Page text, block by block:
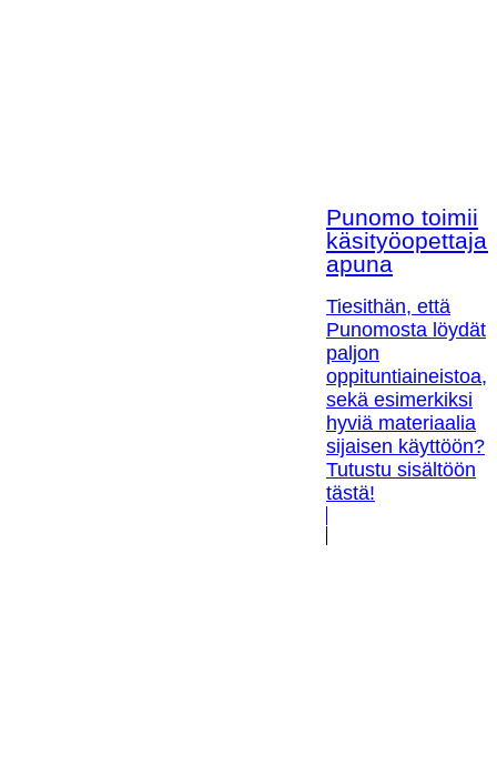
Punomo toimii
apuna
Tiesithän, että
Punomosta löydät
paljon
oppituntiaineistoa,
sekä esimerkiksi
hyviä materiaalia
sijaisen käyttöön?
Tutustu sisältöön
tästä!